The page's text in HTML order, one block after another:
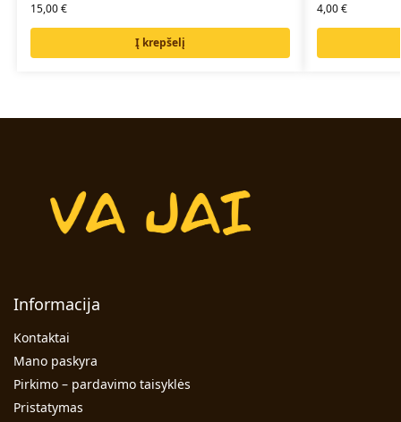
15,00€
Į krepšelį
4,00€
Informacija
Kontaktai
Mano paskyra
Pirkimo – pardavimo taisyklės
Pristatymas